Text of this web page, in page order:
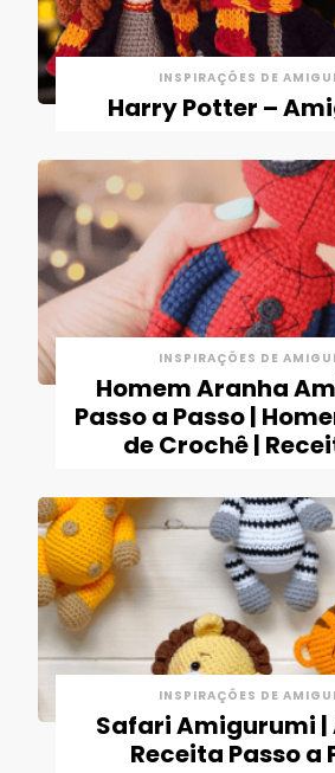
INSPIRAÇÕES DE
Harry Potter –
INSPIRAÇÕES DE
Homem Aranha
Passo a Passo |
de Crochê |
INSPIRAÇÕES DE
Safari Amigurumi
Receita Passo a